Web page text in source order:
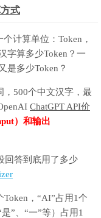
式
计算单位：Token，
字算多少Token？一
是多少Token？
，500个中文汉字，最
ChatGPT API价
）和输出
回答到底用了多少
Token，“AI”占用1个
”、“一”等）占用1